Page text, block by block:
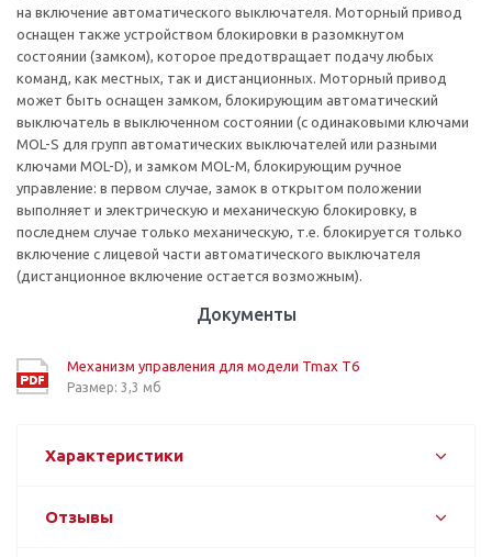
на включение автоматического выключателя. Моторный привод
оснащен также устройством блокировки в разомкнутом
состоянии (замком), которое предотвращает подачу любых
команд, как местных, так и дистанционных. Моторный привод
может быть оснащен замком, блокирующим автоматический
выключатель в выключенном состоянии (с одинаковыми ключами
MOL-S для групп автоматических выключателей или разными
ключами MOL-D), и замком MOL-M, блокирующим ручное
управление: в первом случае, замок в открытом положении
выполняет и электрическую и механическую блокировку, в
последнем случае только механическую, т.е. блокируется только
включение с лицевой части автоматического выключателя
(дистанционное включение остается возможным).
Документы
Механизм управления для модели Tmax T6
Размер: 3,3 мб
Характеристики
Отзывы